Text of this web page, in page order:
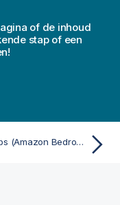
of de inhoud
stap of een
AI21 Labs (Amazon Bedrock)-analysebron